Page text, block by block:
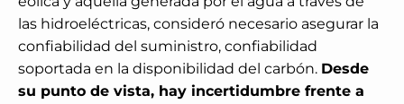
las hidroeléctricas, consideró necesario asegurar la
confiabilidad del suministro, confiabilidad
soportada en la disponibilidad del carbón. Desde
su punto de vista, hay incertidumbre frente a